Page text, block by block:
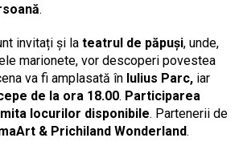
.
invitați și la teatrul de păpuși, unde,
marionete, vor descoperi povestea
va fi amplasată în Iulius Parc, iar
de la ora 18.00. Participarea
locurilor disponibile. Partenerii de
& Prichiland Wonderland.